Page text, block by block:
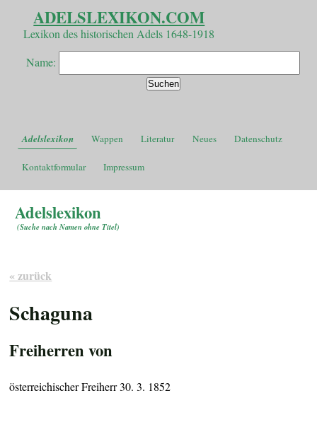
ADELSLEXIKON.COM
Lexikon des historischen Adels 1648-1918
Name:
Adelslexikon Wappen Literatur Neues Datenschutz
Kontaktformular Impressum
Adelslexikon
(Suche nach Namen ohne Titel)
« zurück
Schaguna
Freiherren von
österreichischer Freiherr 30. 3. 1852